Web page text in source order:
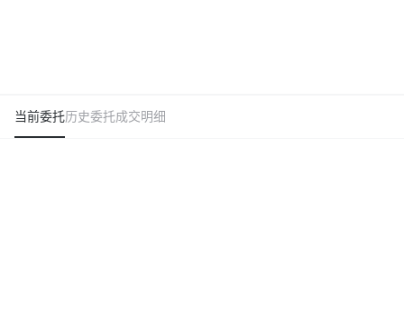
当前委托历史委托成交明细